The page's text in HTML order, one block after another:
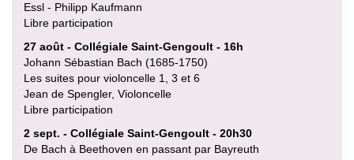
Essl - Philipp Kaufmann
Libre participation
27 août - Collégiale Saint-Gengoult - 16h
Johann Sébastian Bach (1685-1750)
Les suites pour violoncelle 1, 3 et 6
Jean de Spengler, Violoncelle
Libre participation
2 sept. - Collégiale Saint-Gengoult - 20h30
De Bach à Beethoven en passant par Bayreuth